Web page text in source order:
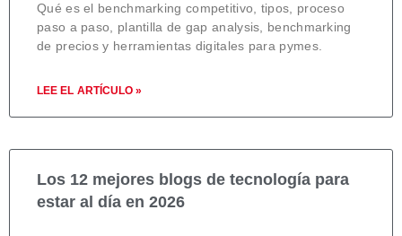
Qué es el benchmarking competitivo, tipos, proceso
paso a paso, plantilla de gap analysis, benchmarking
de precios y herramientas digitales para pymes.
LEE EL ARTÍCULO »
Los 12 mejores blogs de tecnología para
estar al día en 2026